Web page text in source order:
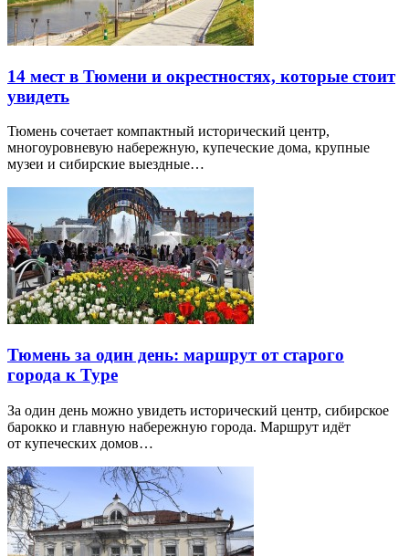
14 мест в Тюмени и окрестностях, которые стоит
увидеть
Тюмень сочетает компактный исторический центр,
многоуровневую набережную, купеческие дома, крупные
музеи и сибирские выездные…
Тюмень за один день: маршрут от старого
города к Туре
За один день можно увидеть исторический центр, сибирское
барокко и главную набережную города. Маршрут идёт
от купеческих домов…